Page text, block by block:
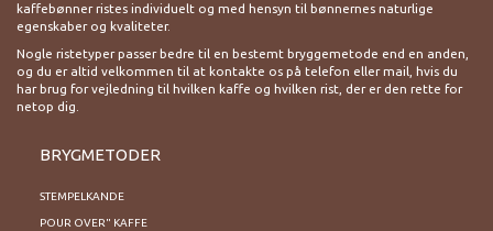
kaffebønner ristes individuelt og med hensyn til bønnernes naturlige
egenskaber og kvaliteter.
Nogle ristetyper passer bedre til en bestemt bryggemetode end en anden,
og du er altid velkommen til at kontakte os på telefon eller mail, hvis du
har brug for vejledning til hvilken kaffe og hvilken rist, der er den rette for
netop dig.
BRYGMETODER
STEMPELKANDE
POUR OVER" KAFFE